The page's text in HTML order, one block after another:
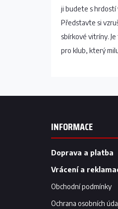
ji budete s hrdostí
Představte si
sbírkové vitríny.
pro klub, který
Z
INFORMACE
Doprava a platba
Vrácení a
Obchodní podmínky
Ochrana osobních